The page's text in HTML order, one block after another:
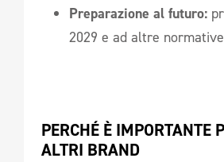
Preparazione al futuro:
2029 e ad altre
PERCHÉ È IMPORTANTE
ALTRI BRAND